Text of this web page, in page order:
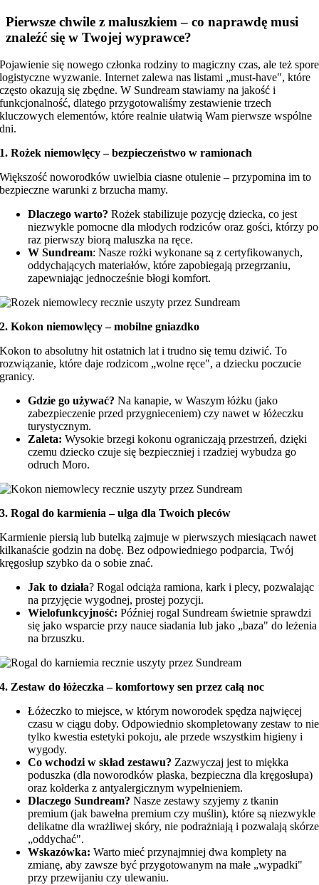
Image
Pierwsze chwile z maluszkiem – co naprawdę musi
znaleźć się w Twojej wyprawce?
Pojawienie się nowego członka rodziny to magiczny czas, ale też spore
logistyczne wyzwanie. Internet zalewa nas listami „must-have", które
często okazują się zbędne. W Sundream stawiamy na jakość i
funkcjonalność, dlatego przygotowaliśmy zestawienie trzech
kluczowych elementów, które realnie ułatwią Wam pierwsze wspólne
dni.
1. Rożek niemowlęcy – bezpieczeństwo w ramionach
Większość noworodków uwielbia ciasne otulenie – przypomina im to
bezpieczne warunki z brzucha mamy.
Dlaczego warto? Rożek stabilizuje pozycję dziecka, co jest
niezwykle pomocne dla młodych rodziców oraz gości, którzy po
raz pierwszy biorą maluszka na ręce.
W Sundream: Nasze rożki wykonane są z certyfikowanych,
oddychających materiałów, które zapobiegają przegrzaniu,
zapewniając jednocześnie błogi komfort.
2. Kokon niemowlęcy – mobilne gniazdko
Kokon to absolutny hit ostatnich lat i trudno się temu dziwić. To
rozwiązanie, które daje rodzicom „wolne ręce", a dziecku poczucie
granicy.
Gdzie go używać? Na kanapie, w Waszym łóżku (jako
zabezpieczenie przed przygnieceniem) czy nawet w łóżeczku
turystycznym.
Zaleta: Wysokie brzegi kokonu ograniczają przestrzeń, dzięki
czemu dziecko czuje się bezpieczniej i rzadziej wybudza go
odruch Moro.
3. Rogal do karmienia – ulga dla Twoich pleców
Karmienie piersią lub butelką zajmuje w pierwszych miesiącach nawet
kilkanaście godzin na dobę. Bez odpowiedniego podparcia, Twój
kręgosłup szybko da o sobie znać.
Jak to działa? Rogal odciąża ramiona, kark i plecy, pozwalając
na przyjęcie wygodnej, prostej pozycji.
Wielofunkcyjność: Później rogal Sundream świetnie sprawdzi
się jako wsparcie przy nauce siadania lub jako „baza" do leżenia
na brzuszku.
4. Zestaw do łóżeczka – komfortowy sen przez całą noc
Łóżeczko to miejsce, w którym noworodek spędza najwięcej
czasu w ciągu doby. Odpowiednio skompletowany zestaw to nie
tylko kwestia estetyki pokoju, ale przede wszystkim higieny i
wygody.
Co wchodzi w skład zestawu? Zazwyczaj jest to miękka
poduszka (dla noworodków płaska, bezpieczna dla kręgosłupa)
oraz kołderka z antyalergicznym wypełnieniem.
Dlaczego Sundream? Nasze zestawy szyjemy z tkanin
premium (jak bawełna premium czy muślin), które są niezwykle
delikatne dla wrażliwej skóry, nie podrażniają i pozwalają skórze
„oddychać".
Wskazówka: Warto mieć przynajmniej dwa komplety na
zmianę, aby zawsze być przygotowanym na małe „wypadki"
przy przewijaniu czy ulewaniu.